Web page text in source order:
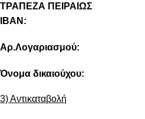
ΤΡΑΠΕΖΑ ΠΕΙΡΑΙΩΣ
IBAN:
Αρ.Λογαριασμού:
Όνομα δικαιούχου:
3) Αντικαταβολή